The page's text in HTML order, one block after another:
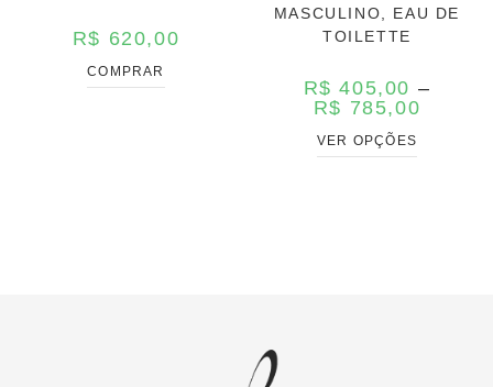
R$ 620,00
COMPRAR
MASCULINO, EAU DE
TOILETTE
R$ 405,00 –
R$ 785,00
VER OPÇÕES